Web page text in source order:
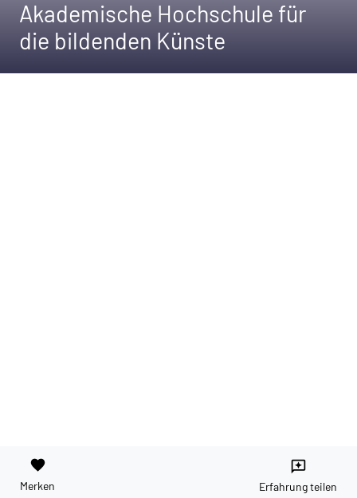
Akademische Hochschule für
die bildenden Künste
favorite
Merken
reviews
Erfahrung teilen